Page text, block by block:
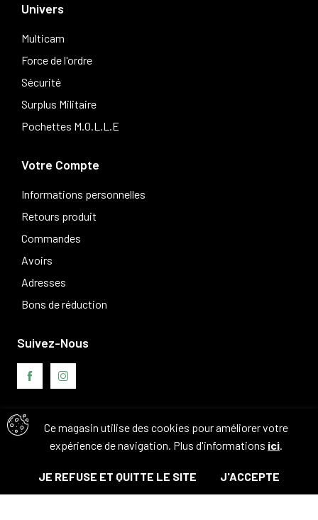
Univers
Multicam
Force de l'ordre
Sécurité
Surplus Militaire
Pochettes M.O.L.L.E
Votre Compte
Informations personnelles
Retours produit
Commandes
Avoirs
Adresses
Bons de réduction
Ce magasin utilise des cookies pour améliorer votre
expérience de navigation. Plus d'informations ici.
JE REFUSE ET QUITTE LE SITE J'ACCEPTE
Suivez-Nous
Avis clients